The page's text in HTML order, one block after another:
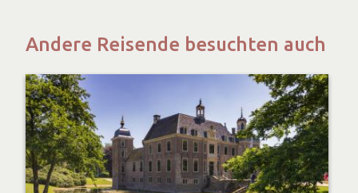
Andere Reisende besuchten auch